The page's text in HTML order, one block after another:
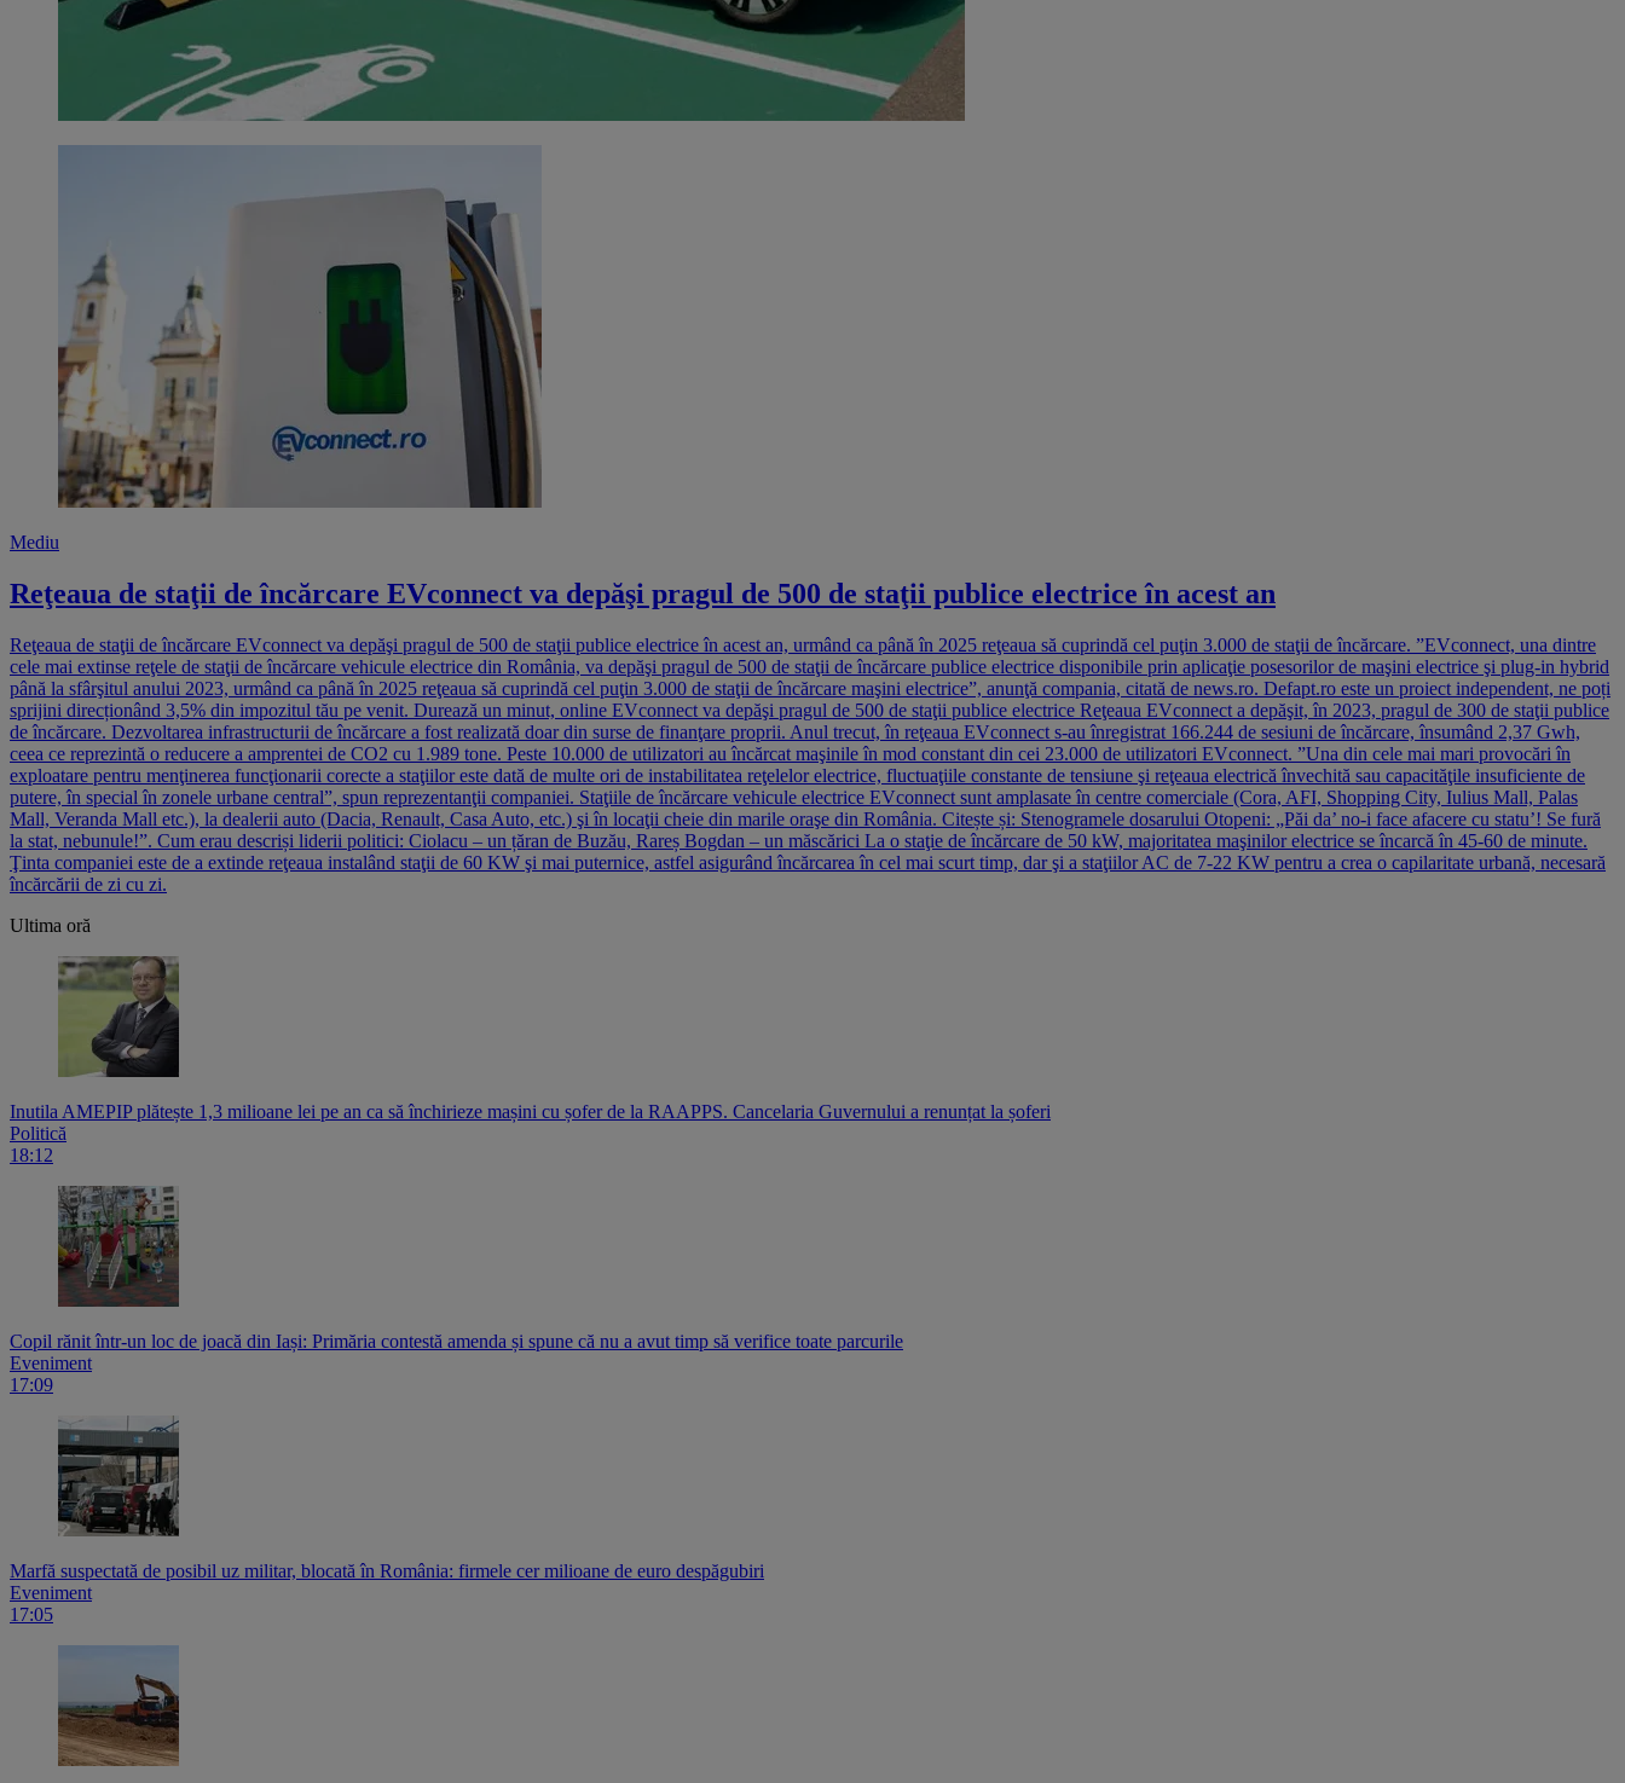
Mediu
Reţeaua de staţii de încărcare EVconnect va depăşi pragul de 500 de staţii publice electrice în acest an
Reţeaua de staţii de încărcare EVconnect va depăşi pragul de 500 de staţii publice electrice în acest an, urmând ca până în 2025 reţeaua să cuprindă cel puţin 3.000 de staţii de încărcare. ”EVconnect, una dintre
cele mai extinse reţele de staţii de încărcare vehicule electrice din România, va depăşi pragul de 500 de staţii de încărcare publice electrice disponibile prin aplicaţie posesorilor de maşini electrice şi plug-in hybrid
până la sfârşitul anului 2023, urmând ca până în 2025 reţeaua să cuprindă cel puţin 3.000 de staţii de încărcare maşini electrice”, anunţă compania, citată de news.ro. Defapt.ro este un proiect independent, ne poți
sprijini direcționând 3,5% din impozitul tău pe venit. Durează un minut, online EVconnect va depăşi pragul de 500 de staţii publice electrice Reţeaua EVconnect a depăşit, în 2023, pragul de 300 de staţii publice
de încărcare. Dezvoltarea infrastructurii de încărcare a fost realizată doar din surse de finanţare proprii. Anul trecut, în reţeaua EVconnect s-au înregistrat 166.244 de sesiuni de încărcare, însumând 2,37 Gwh,
ceea ce reprezintă o reducere a amprentei de CO2 cu 1.989 tone. Peste 10.000 de utilizatori au încărcat maşinile în mod constant din cei 23.000 de utilizatori EVconnect. ”Una din cele mai mari provocări în
exploatare pentru menţinerea funcţionarii corecte a staţiilor este dată de multe ori de instabilitatea reţelelor electrice, fluctuaţiile constante de tensiune şi reţeaua electrică învechită sau capacităţile insuficiente de
putere, în special în zonele urbane central”, spun reprezentanţii companiei. Staţiile de încărcare vehicule electrice EVconnect sunt amplasate în centre comerciale (Cora, AFI, Shopping City, Iulius Mall, Palas
Mall, Veranda Mall etc.), la dealerii auto (Dacia, Renault, Casa Auto, etc.) şi în locaţii cheie din marile oraşe din România. Citește și: Stenogramele dosarului Otopeni: „Păi da’ no-i face afacere cu statu’! Se fură
la stat, nebunule!”. Cum erau descriși liderii politici: Ciolacu – un țăran de Buzău, Rareș Bogdan – un măscărici La o staţie de încărcare de 50 kW, majoritatea maşinilor electrice se încarcă în 45-60 de minute.
Ţinta companiei este de a extinde reţeaua instalând staţii de 60 KW şi mai puternice, astfel asigurând încărcarea în cel mai scurt timp, dar şi a staţiilor AC de 7-22 KW pentru a crea o capilaritate urbană, necesară
încărcării de zi cu zi.
Ultima oră
Inutila AMEPIP plătește 1,3 milioane lei pe an ca să închirieze mașini cu șofer de la RAAPPS. Cancelaria Guvernului a renunțat la șoferi
Politică
18:12
Copil rănit într-un loc de joacă din Iași: Primăria contestă amenda și spune că nu a avut timp să verifice toate parcurile
Eveniment
17:09
Marfă suspectată de posibil uz militar, blocată în România: firmele cer milioane de euro despăgubiri
Eveniment
17:05